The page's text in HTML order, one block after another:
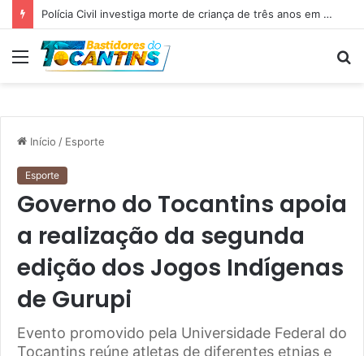
Polícia Civil investiga morte de criança de três anos em Palmas; pai é suspeito de agressão
Menu
Início / Esporte
Esporte
Governo do Tocantins apoia
a realização da segunda
edição dos Jogos Indígenas
de Gurupi
Evento promovido pela Universidade Federal do
Tocantins reúne atletas de diferentes etnias e